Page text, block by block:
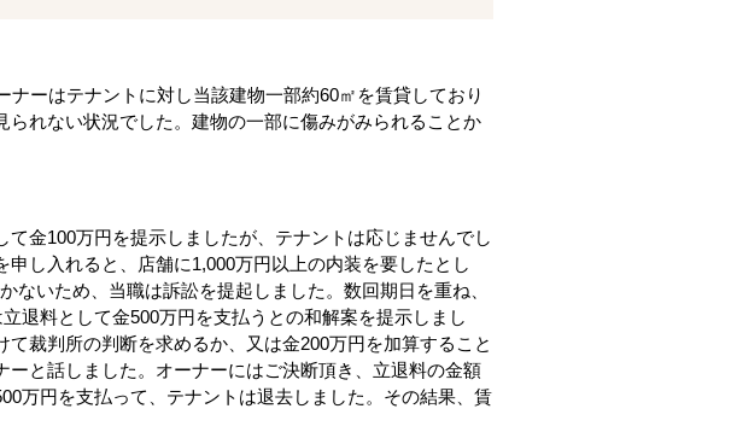
ーはテナントに対し当該建物一部約60㎡を賃貸しており
れない状況でした。建物の一部に傷みがみられることか
金100万円を提示しましたが、テナントは応じませんでし
し入れると、店舗に1,000万円以上の内装を要したとし
いため、当職は訴訟を提起しました。数回期日を重ね、
退料として金500万円を支払うとの和解案を提示しまし
裁判所の判断を求めるか、又は金200万円を加算すること
と話しました。オーナーにはご決断頂き、立退料の金額
万円を支払って、テナントは退去しました。その結果、賃